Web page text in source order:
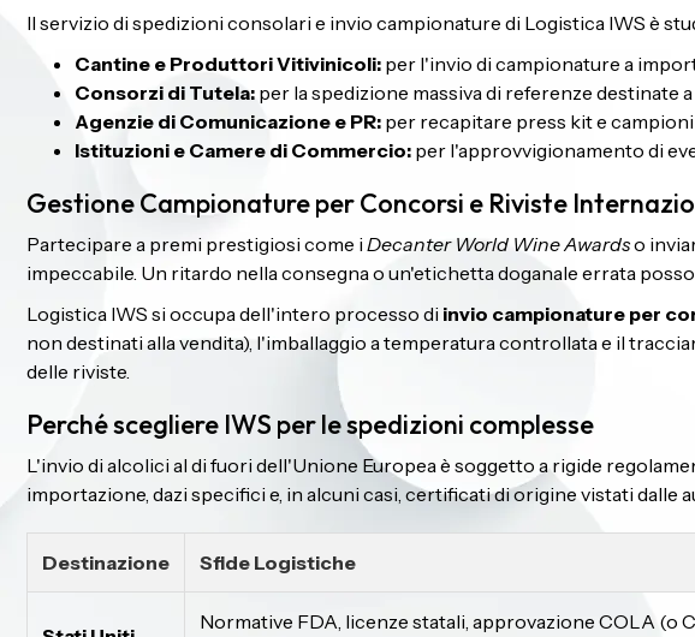
Il servizio di spedizioni consolari e invio campionature di Logistica IWS è
Cantine e Produttori Vitivinicoli: per l'invio di campionature a
Consorzi di Tutela: per la spedizione massiva di referenze destinate
Agenzie di Comunicazione e PR: per recapitare press kit e
Istituzioni e Camere di Commercio: per l'approvvigionamento di
Gestione Campionature per Concorsi e Riviste
Partecipare a premi prestigiosi come i Decanter World Wine Awardso
impeccabile. Un ritardo nella consegna o un'etichetta doganale errata
Logistica IWS si occupa dell'intero processo di invio campionature per
non destinati alla vendita), l'imballaggio a temperatura controllata e il
delle riviste.
Perché scegliere IWS per le spedizioni complesse
L'invio di alcolici al di fuori dell'Unione Europea è soggetto a rigide
importazione, dazi specifici e, in alcuni casi, certificati di origine vistati dalle
Destinazione Sfide Logistiche
Normative FDA, licenze statali, approvazione COLA (o